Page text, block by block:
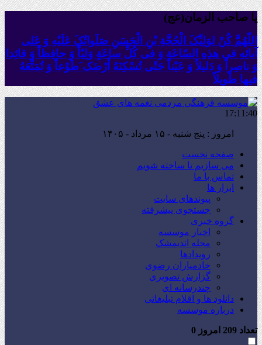
یا صاحب الزمان(عج)
اللّهُمَّ کُنْ لِوَلِیِّکَ الْحُجَّةِ بْنِ الْحَسَنِ صَلَواتُکَ عَلَیْهِ وَ عَلى
آبائِهِ فی هذِهِ السّاعَةِ وَ فی کُلِّ ساعَةٍ وَلِیّاً وَ حافِظاً وَ قائِدا
‏وَ ناصِراً وَ دَلیلاً وَ عَیْناً حَتّى تُسْکِنَهُ أَرْضَک َطَوْعاً وَ تُمَتِّعَهُ
فیها طَویلاً
17:11:42
برابر با : 22 - صفر - 1448
صفحه نخست
می سازیم تا ساخته شویم
تماس با ما
ابزار ها
پیوندهای سایت
جستجوی پیشرفته
گروه خبری
اخبار موسسه
مجله اندیمشک
رویدادها
خادمیاران رضوی
گزارش تصویری
چندرسانه ای
دانلود ها و اقلام تبلیغاتی
درباره موسسه
تعداد امروز 0